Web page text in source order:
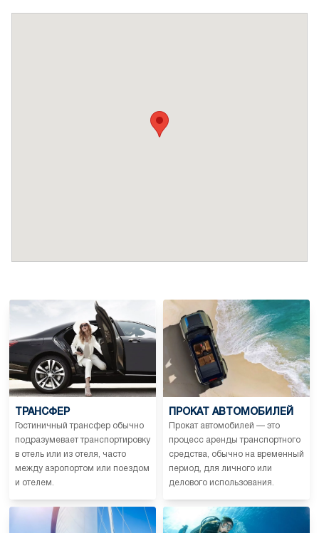
ТРАНСФЕР
Гостиничный трансфер обычно
подразумевает транспортировку
в отель или из отеля, часто
между аэропортом или поездом
и отелем.
ПРОКАТ АВТОМОБИЛЕЙ
Прокат автомобилей — это
процесс аренды транспортного
средства, обычно на временный
период, для личного или
делового использования.